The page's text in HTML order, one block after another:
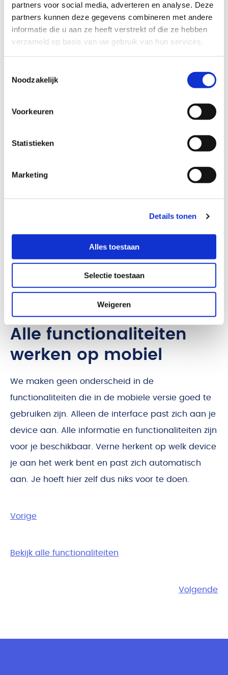
partners voor social media, adverteren en analyse. Deze
partners kunnen deze gegevens combineren met andere
informatie die u aan ze heeft verstrekt of die ze hebben
verzameld op basis van uw gebruik van hun services.
Noodzakelijk
Voorkeuren
Statistieken
Marketing
Details tonen
Alles toestaan
Selectie toestaan
Weigeren
op een mobiele telefoon net even anders
weergeven. Denk bijvoorbeeld aan grafieken,
teksten of afbeeldingen. De designer van Verne is
zich hier bewust van. Daarom ontwikkelen we de
toepassingen voor verschillende devices. Op die
hebben, ongeacht het device dat je gebruikt.
Alle functionaliteiten
werken op mobiel
We maken geen onderscheid in de
functionaliteiten die in de mobiele versie goed te
gebruiken zijn. Alleen de interface past zich aan je
device aan. Alle informatie en functionaliteiten zijn
voor je beschikbaar. Verne herkent op welk device
je aan het werk bent en past zich automatisch
aan. Je hoeft hier zelf dus niks voor te doen.
Vorige
Bekijk alle functionaliteiten
Volgende